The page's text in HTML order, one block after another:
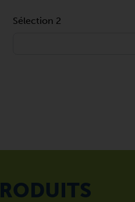
Sélection 2